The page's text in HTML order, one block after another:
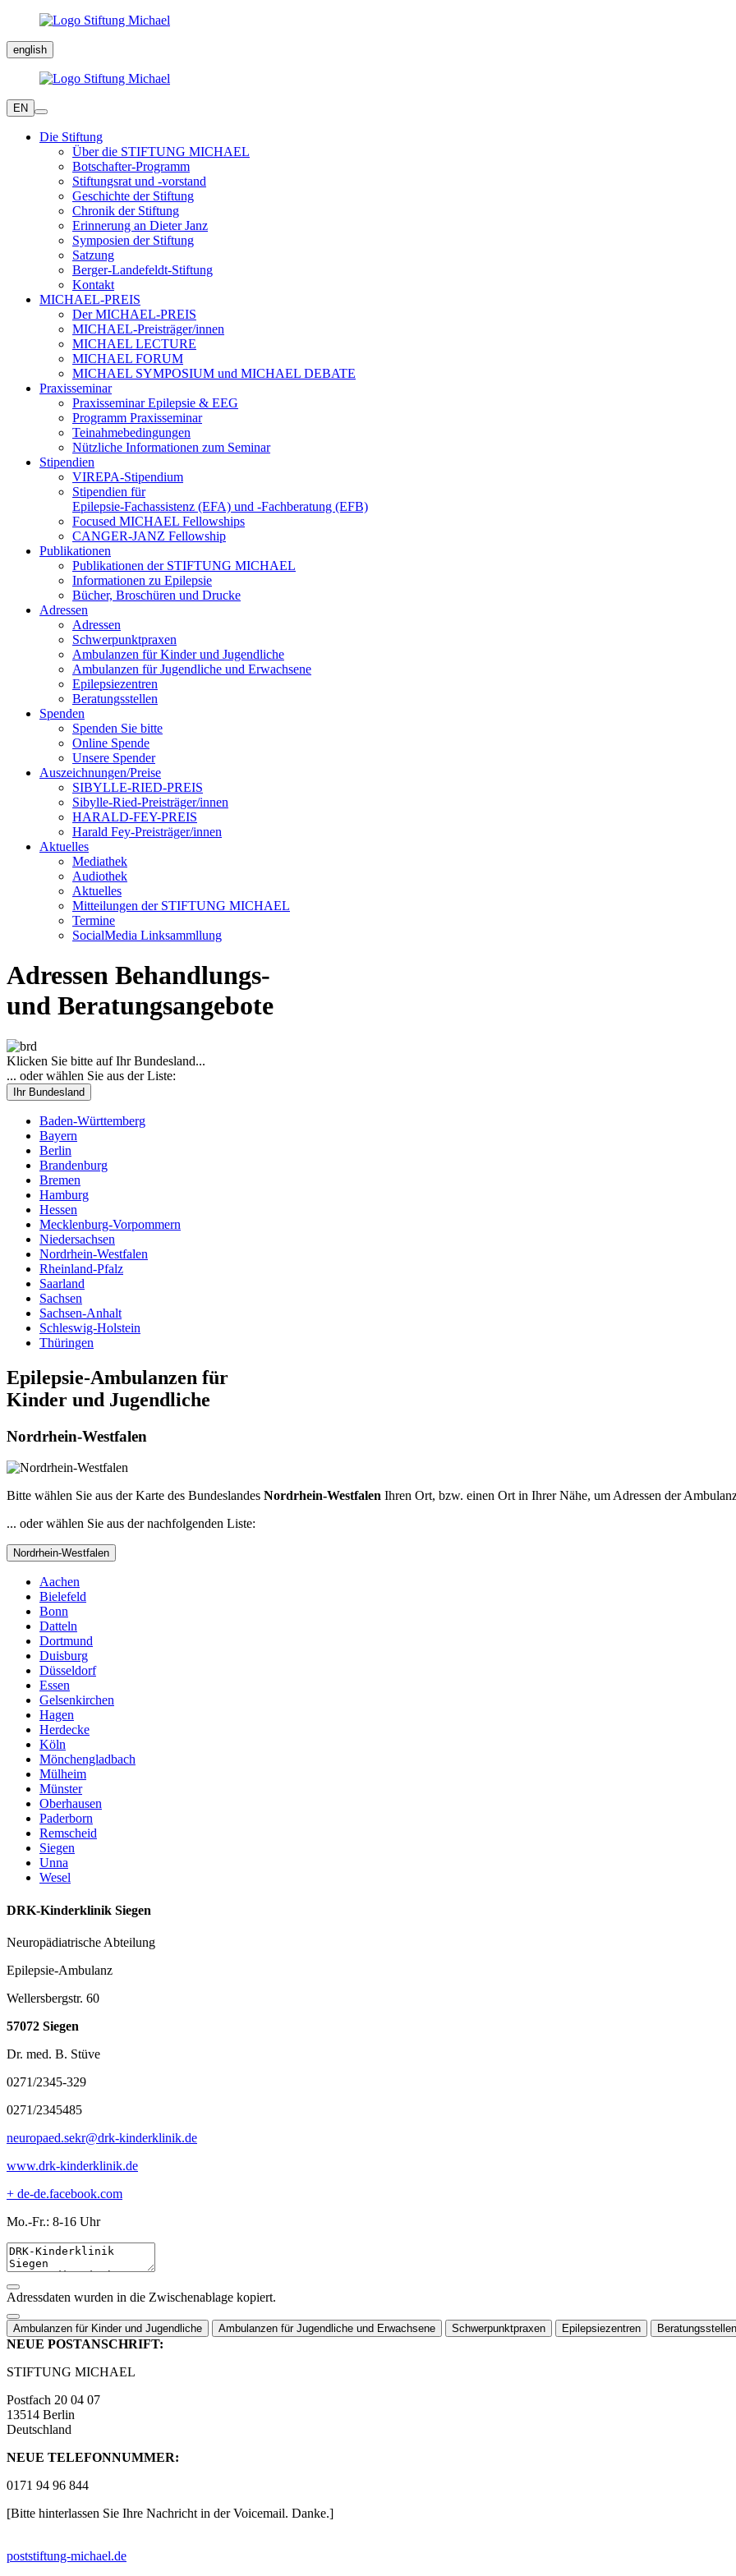
english
EN
Die Stiftung
Über die STIFTUNG MICHAEL
Botschafter-Programm
Stiftungsrat und -vorstand
Geschichte der Stiftung
Chronik der Stiftung
Erinnerung an Dieter Janz
Symposien der Stiftung
Satzung
Berger-Landefeldt-Stiftung
Kontakt
MICHAEL-PREIS
Der MICHAEL-PREIS
MICHAEL-Preisträger/innen
MICHAEL LECTURE
MICHAEL FORUM
MICHAEL SYMPOSIUM und MICHAEL DEBATE
Praxisseminar
Praxisseminar Epilepsie & EEG
Programm Praxisseminar
Teinahmebedingungen
Nützliche Informationen zum Seminar
Stipendien
VIREPA-Stipendium
Stipendien für
Epilepsie-Fachassistenz (EFA) und -Fachberatung (EFB)
Focused MICHAEL Fellowships
CANGER-JANZ Fellowship
Publikationen
Publikationen der STIFTUNG MICHAEL
Informationen zu Epilepsie
Bücher, Broschüren und Drucke
Adressen
Adressen
Schwerpunktpraxen
Ambulanzen für Kinder und Jugendliche
Ambulanzen für Jugendliche und Erwachsene
Epilepsiezentren
Beratungsstellen
Spenden
Spenden Sie bitte
Online Spende
Unsere Spender
Auszeichnungen/Preise
SIBYLLE-RIED-PREIS
Sibylle-Ried-Preisträger/innen
HARALD-FEY-PREIS
Harald Fey-Preisträger/innen
Aktuelles
Mediathek
Audiothek
Aktuelles
Mitteilungen der STIFTUNG MICHAEL
Termine
SocialMedia Linksammllung
Adressen Behandlungs-
und Beratungsangebote
Klicken Sie bitte auf Ihr Bundesland...
... oder wählen Sie aus der Liste:
Ihr Bundesland
Baden-Württemberg
Bayern
Berlin
Brandenburg
Bremen
Hamburg
Hessen
Mecklenburg-Vorpommern
Niedersachsen
Nordrhein-Westfalen
Rheinland-Pfalz
Saarland
Sachsen
Sachsen-Anhalt
Schleswig-Holstein
Thüringen
Epilepsie-Ambulanzen für
Kinder und Jugendliche
Nordrhein-Westfalen
Bitte wählen Sie aus der Karte des Bundeslandes Nordrhein-Westfalen Ihren Ort, bzw. einen Ort in Ihrer Nähe, um Adressen der
... oder wählen Sie aus der nachfolgenden Liste:
Nordrhein-Westfalen
Aachen
Bielefeld
Bonn
Datteln
Dortmund
Duisburg
Düsseldorf
Essen
Gelsenkirchen
Hagen
Herdecke
Köln
Mönchengladbach
Mülheim
Münster
Oberhausen
Paderborn
Remscheid
Siegen
Unna
Wesel
DRK-Kinderklinik Siegen
Neuropädiatrische Abteilung
Epilepsie-Ambulanz
Wellersbergstr. 60
57072 Siegen
Dr. med. B. Stüve
0271/2345-329
0271/2345485
neuropaed.sekr@drk-kinderklinik.de
www.drk-kinderklinik.de
+ de-de.facebook.com
Mo.-Fr.: 8-16 Uhr
Adressdaten wurden in die Zwischenablage kopiert.
Ambulanzen für Kinder und Jugendliche Ambulanzen für Jugendliche und Erwachsene Schwerpunktpraxen Epilepsiezentren Beratungsstellen
NEUE POSTANSCHRIFT:
STIFTUNG MICHAEL
Postfach 20 04 07
13514 Berlin
Deutschland
NEUE TELEFONNUMMER:
0171 94 96 844
[Bitte hinterlassen Sie Ihre Nachricht in der Voicemail. Danke.]
poststiftung-michael.de